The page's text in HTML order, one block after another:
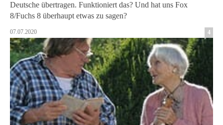
Deutsche übertragen. Funktioniert das? Und hat uns Fox
8/Fuchs 8 überhaupt etwas zu sagen?
07.07.2020 4